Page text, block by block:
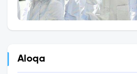
Aloqa